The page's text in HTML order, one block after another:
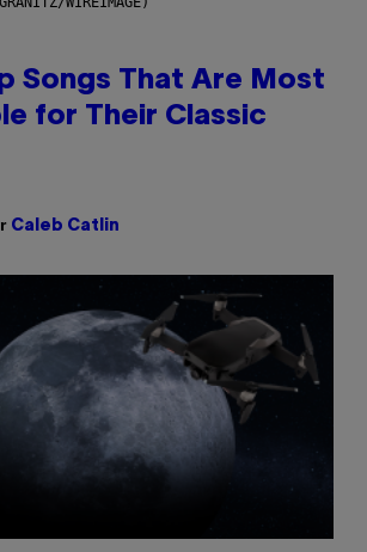
Songs That Are Most
for Their Classic
Caleb Catlin